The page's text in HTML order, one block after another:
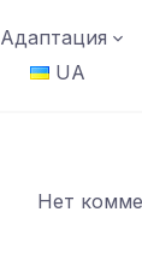
Адаптация
UA
Нет